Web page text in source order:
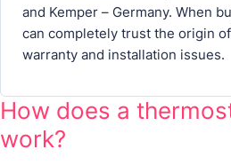
and Kemper – Germany. When
can completely trust the origin
warranty and installation issues.
How does a
work?